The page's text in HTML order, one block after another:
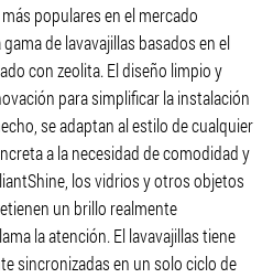
más populares en el mercado
de lavavajillas basados ​​en el
con zeolita. El diseño limpio y
para simplificar la instalación
se adaptan al estilo de cualquier
a la necesidad de comodidad y
los vidrios y otros objetos
un brillo realmente
la atención. El lavavajillas tiene
sincronizadas en un solo ciclo de